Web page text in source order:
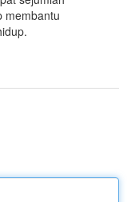
membantu